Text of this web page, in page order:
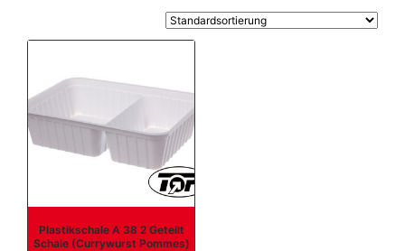
Plastikschale A 38 2 Geteilt
Schale (Currywurst Pommes)